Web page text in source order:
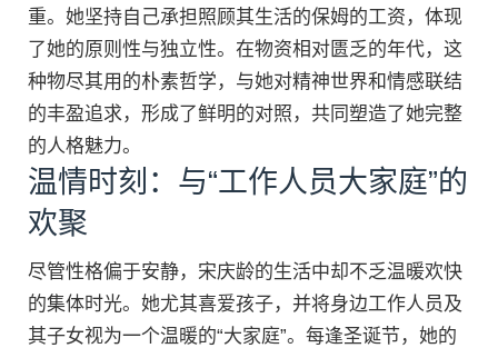
重。她坚持自己承担照顾其生活的保姆的工资，体现
了她的原则性与独立性。在物资相对匮乏的年代，这
种物尽其用的朴素哲学，与她对精神世界和情感联结
的丰盈追求，形成了鲜明的对照，共同塑造了她完整
的人格魅力。
温情时刻：与“工作人员大家庭”的
欢聚
尽管性格偏于安静，宋庆龄的生活中却不乏温暖欢快
的集体时光。她尤其喜爱孩子，并将身边工作人员及
其子女视为一个温暖的“大家庭”。每逢圣诞节，她的